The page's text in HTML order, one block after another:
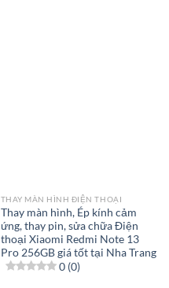
THAY MÀN HÌNH ĐIỆN THOẠI
Thay màn hình, Ép kính cảm
ứng, thay pin, sửa chữa Điện
thoại Xiaomi Redmi Note 13
Pro 256GB giá tốt tại Nha Trang
0 (0)